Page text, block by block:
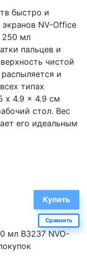
быстро и
NV-Office
250 мл
пальцев и
чистой
и
типах
x 4.9 x 4.9 см
стол. Вес
его идеальным
Сравнить
мл B3237 NVO-